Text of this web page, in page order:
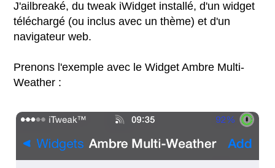
J'ailbreaké, du tweak iWidget installé, d'un widget
téléchargé (ou inclus avec un thème) et d'un
navigateur web.
Prenons l'exemple avec le Widget Ambre Multi-
Weather :